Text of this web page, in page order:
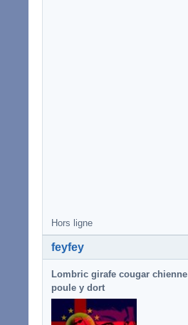
Hors ligne
feyfey
Lombric girafe cougar chienne
poule y dort